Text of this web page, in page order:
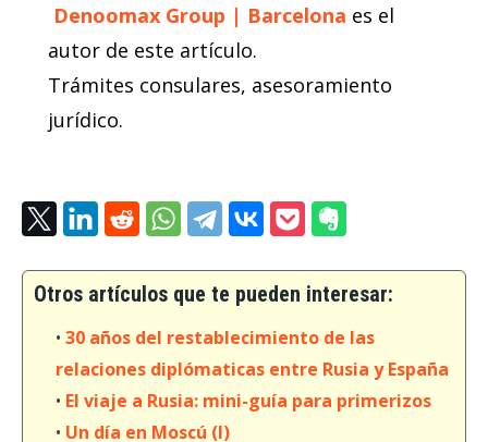
Denoomax Group | Barcelona es el
autor de este artículo.
Trámites consulares, asesoramiento
jurídico.
Otros artículos que te pueden interesar:
• 30 años del restablecimiento de las
relaciones diplómaticas entre Rusia y España
• El viaje a Rusia: mini-guía para primerizos
• Un día en Moscú (I)